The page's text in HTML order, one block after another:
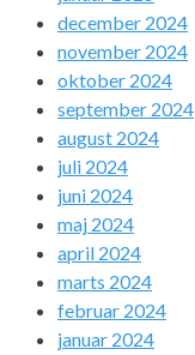
december 2024
november 2024
oktober 2024
september 2024
august 2024
juli 2024
juni 2024
maj 2024
april 2024
marts 2024
februar 2024
januar 2024